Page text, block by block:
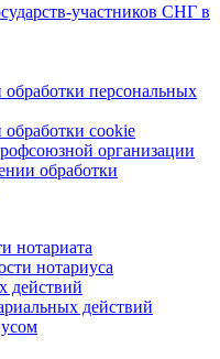
участников СНГ в
персональных
cookie
организации
обработки
нотариата
нотариуса
действий
действий